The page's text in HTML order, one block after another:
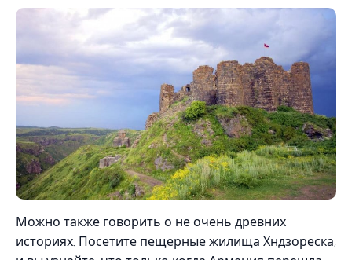
Можно также говорить о не очень древних
историях. Посетите пещерные жилища Хндзореска,